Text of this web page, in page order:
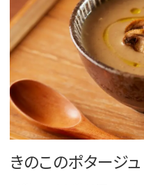
きのこのポタージュ